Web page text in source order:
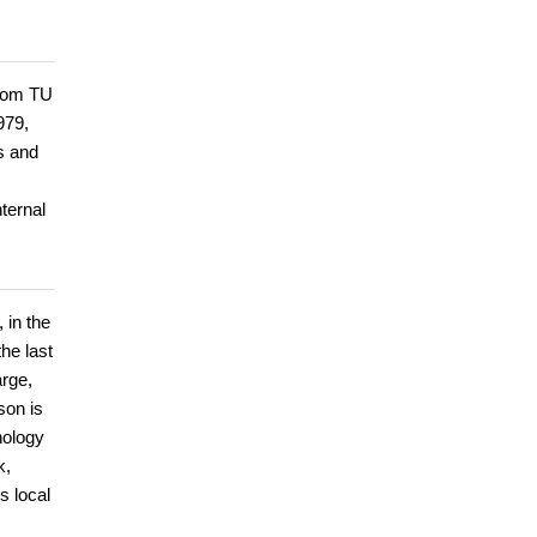
TU
and
in the
last
is
local